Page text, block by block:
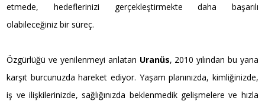
etmede, hedeflerinizi gerçekleştirmekte daha başarılı
olabileceğiniz bir süreç.
Özgürlüğü ve yenilenmeyi anlatan Uranüs, 2010 yılından bu yana
karşıt burcunuzda hareket ediyor. Yaşam planınızda, kimliğinizde,
iş ve ilişkilerinizde, sağlığınızda beklenmedik gelişmelere ve hızla